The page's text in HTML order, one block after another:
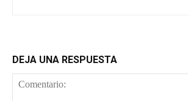
DEJA UNA RESPUESTA